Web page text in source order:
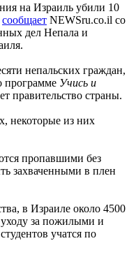
на Израиль убили 10
сообщает NEWSru.co.il со
дел Непала и
непальских граждан,
программе Учись и
правительство страны.
некоторые из них
пропавшими без
захваченными в плен
в Израиле около 4500
за пожилыми и
учатся по